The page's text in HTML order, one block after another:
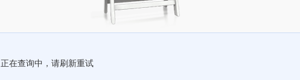
正在查询中，请刷新重试